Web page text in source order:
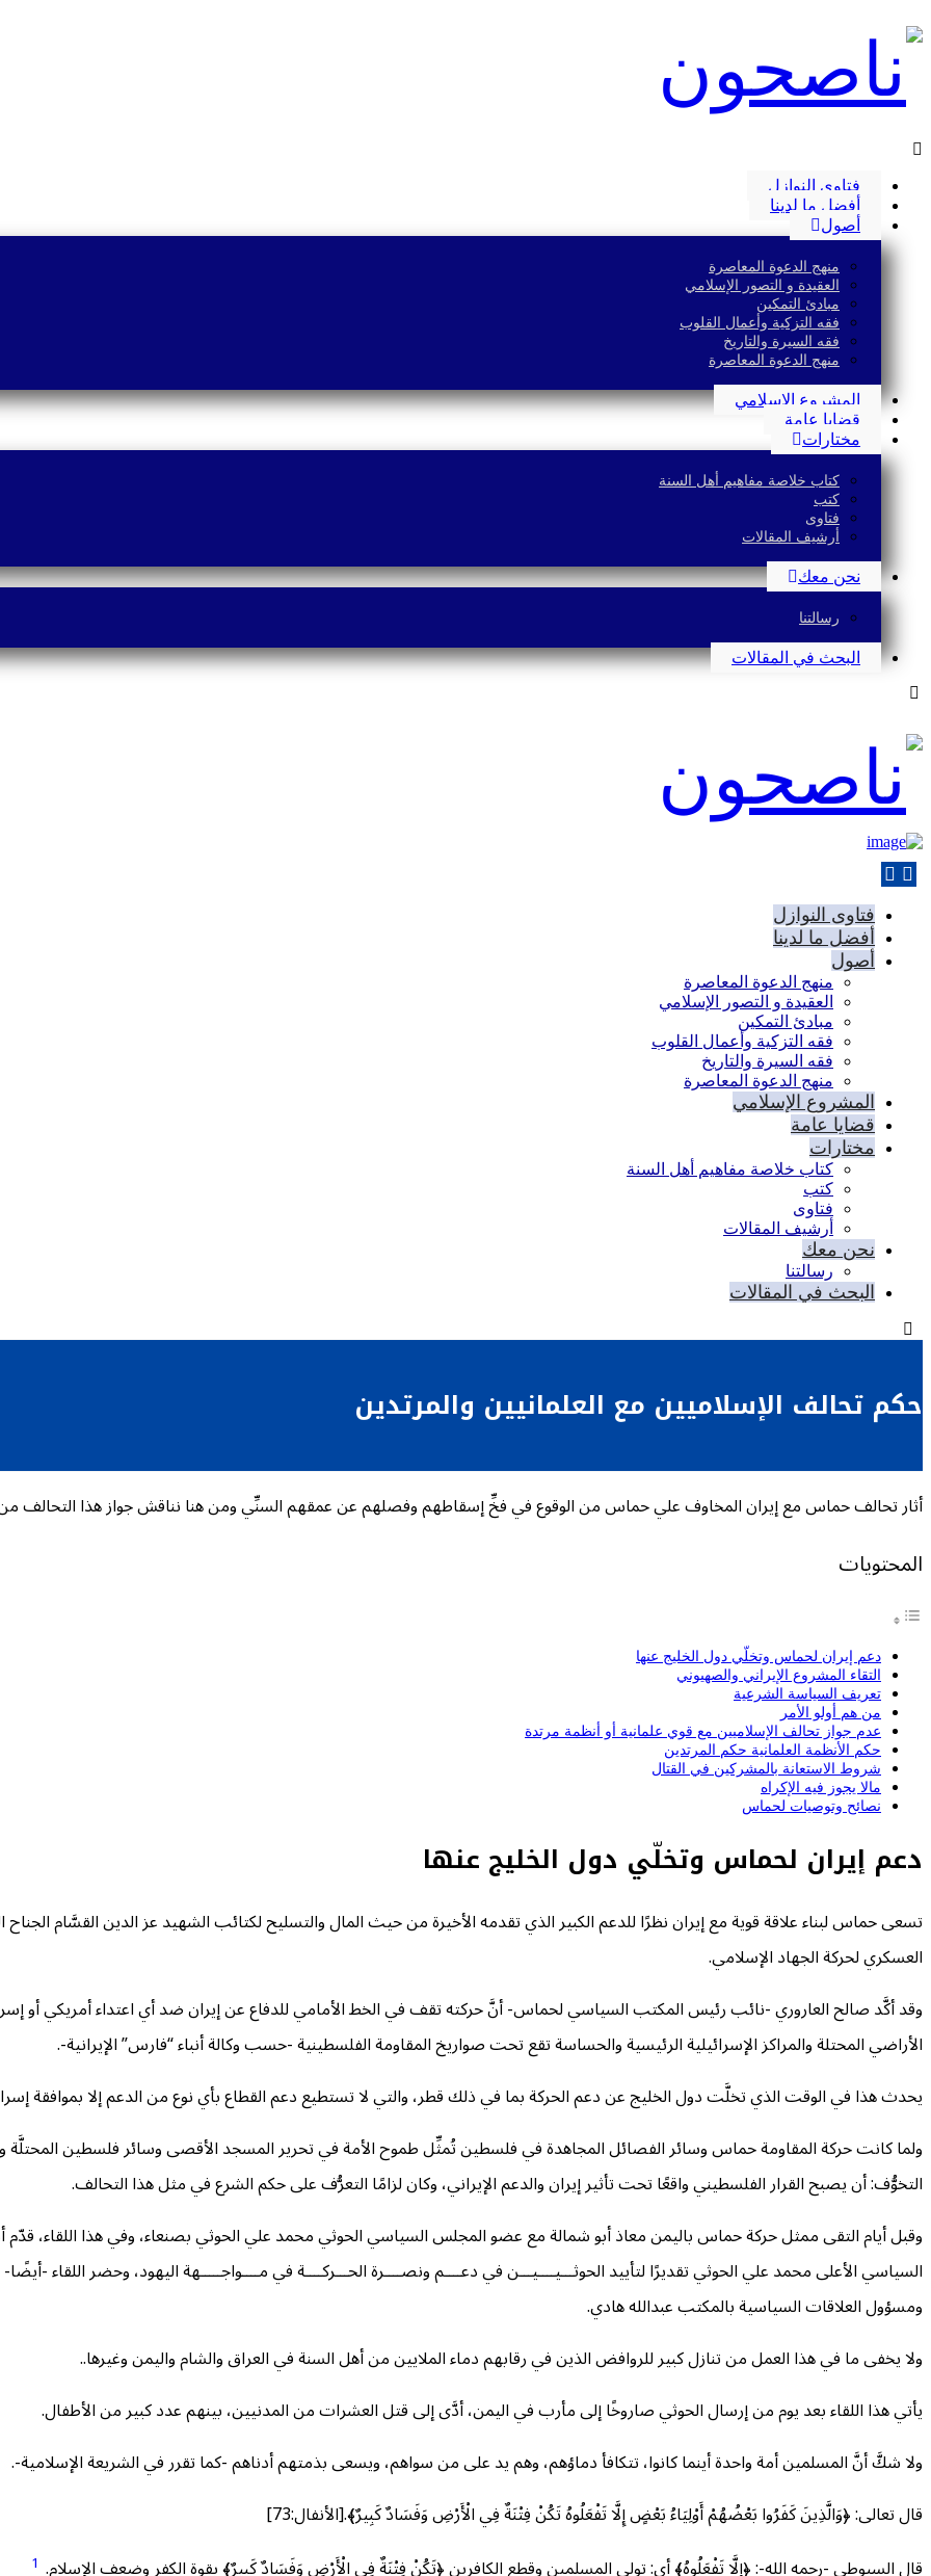
فتاوى النوازل
أفضل ما لدينا
أصول
منهج الدعوة المعاصرة
العقيدة و التصور الإسلامي
مبادئ التمكين
فقه التزكية وأعمال القلوب
فقه السيرة والتاريخ
منهج الدعوة المعاصرة
المشروع الإسلامي
قضايا عامة
مختارات
كتاب خلاصة مفاهيم أهل السنة
كتب
فتاوى
أرشيف المقالات
نحن معك
رسالتنا
البحث في المقالات
فتاوى النوازل
أفضل ما لدينا
أصول
منهج الدعوة المعاصرة
العقيدة و التصور الإسلامي
مبادئ التمكين
فقه التزكية وأعمال القلوب
فقه السيرة والتاريخ
منهج الدعوة المعاصرة
المشروع الإسلامي
قضايا عامة
مختارات
كتاب خلاصة مفاهيم أهل السنة
كتب
فتاوى
أرشيف المقالات
نحن معك
رسالتنا
البحث في المقالات
حكم تحالف الإسلاميين مع العلمانيين والمرتدين
أثار تحالف حماس مع إيران المخاوف علي حماس من الوقوع في فخِّ إسقاطهم وفصلهم عن عمقهم السنِّي ومن هنا نناقش جواز هذا التحالف
المحتويات
دعم إيران لحماس وتخلّي دول الخليج عنها
التقاء المشروع الإيراني والصهيوني
تعريف السياسة الشرعية
من هم أولو الأمر
عدم جواز تحالف الإسلاميين مع قوي علمانية أو أنظمة مرتدة
حكم الأنظمة العلمانية حكم المرتدين
شروط الاستعانة بالمشركين في القتال
مالا يجوز فيه الإكراه
نصائح وتوصيات لحماس
دعم إيران لحماس وتخلّي دول الخليج عنها
تسعى حماس لبناء علاقة قوية مع إيران نظرًا للدعم الكبير الذي تقدمه الأخيرة من حيث المال والتسليح لكتائب الشهيد عز الدين القسَّام
العسكري لحركة الجهاد الإسلامي.
وقد أكَّد صالح العاروري -نائب رئيس المكتب السياسي لحماس- أنَّ حركته تقف في الخط الأمامي للدفاع عن إيران ضد أي اعتداء أمريكي أو
الأراضي المحتلة والمراكز الإسرائيلية الرئيسية والحساسة تقع تحت صواريخ المقاومة الفلسطينية -حسب وكالة أنباء “فارس” الإيرانية-.
يحدث هذا في الوقت الذي تخلَّت دول الخليج عن دعم الحركة بما في ذلك قطر، والتي لا تستطيع دعم القطاع بأي نوع من الدعم إلا بموافقة
ولما كانت حركة المقاومة حماس وسائر الفصائل المجاهدة في فلسطين تُمثِّل طموح الأمة في تحرير المسجد الأقصى وسائر فلسطين المحتلَّة
التخوُّف: أن يصبح القرار الفلسطيني واقعًا تحت تأثير إيران والدعم الإيراني، وكان لزامًا التعرُّف على حكم الشرع في مثل هذا التحالف.
وقبل أيام التقى ممثل حركة حماس باليمن معاذ أبو شمالة مع عضو المجلس السياسي الحوثي محمد علي الحوثي بصنعاء، وفي هذا اللقاء،
السياسي الأعلى محمد علي الحوثي تقديرًا لتأييد الحوثـــيــــيـــن في دعــــم ونصــــرة الحـــركــــة في مــــواجـــــهة اليهود، وحضر
ومسؤول العلاقات السياسية بالمكتب عبدالله هادي.
ولا يخفى ما في هذا العمل من تنازل كبير للروافض الذين في رقابهم دماء الملايين من أهل السنة في العراق والشام واليمن وغيرها..
يأتي هذا اللقاء بعد يوم من إرسال الحوثي صاروخًا إلى مأرب في اليمن، أدَّى إلى قتل العشرات من المدنيين، بينهم عدد كبير من الأطفال.
ولا شكَّ أنَّ المسلمين أمة واحدة أينما كانوا، تتكافأ دماؤهم، وهم يد على من سواهم، ويسعى بذمتهم أدناهم -كما تقرر في الشريعة الإسلامية-.
قال تعالى: ﴿وَالَّذِينَ كَفَرُوا بَعْضُهُمْ أَوْلِيَاءُ بَعْضٍ إِلَّا تَفْعَلُوهُ تَكُنْ فِتْنَةٌ فِي الْأَرْضِ وَفَسَادٌ كَبِيرٌ﴾.[الأنفال:73]
1